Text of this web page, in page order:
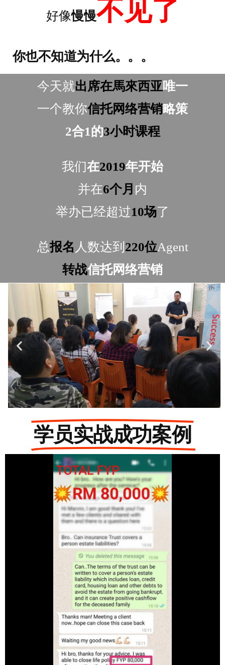
好像慢慢不见了
你也不知道为什么。。。
今天就出席在馬來西亚唯一
一个教你信托网络营销略策
2合1的3小时课程
我们在2019年开始
并在6个月内
举办已经超过10场了
总报名人数达到220位Agent
转战信托网络营销
学员实战成功案例